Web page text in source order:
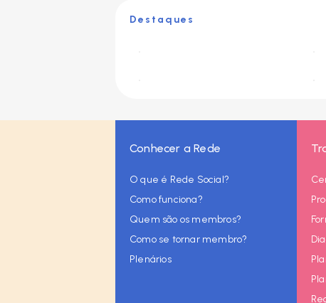
Destaques
Conhecer a Rede
O que é Rede Social?
Como funciona?
Quem são os membros?
Como se tornar membro?
Plenários